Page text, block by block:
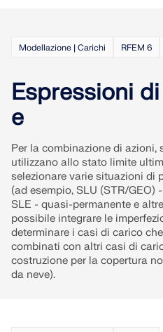
Modellazione | Carichi RFEM 6
Espressioni
e
Per la combinazione di azioni,
utilizzano allo stato limite
selezionare varie situazioni di
(ad esempio, SLU (STR/
SLE - quasi-permanente e
possibile integrare le
determinare i casi di carico
combinati con altri casi di
costruzione per la copertura
da neve).